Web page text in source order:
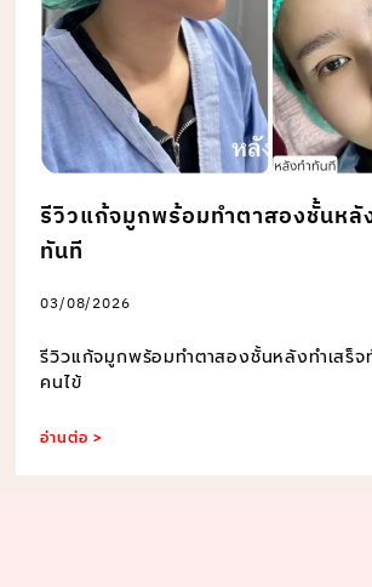
รีวิวแก้จมูกพร้อมทำตาสองชั้นหลั
ทันที
03/08/2026
รีวิวแก้จมูกพร้อมทำตาสองชั้นหลังทำเสร็
คนไข้
อ่านต่อ >